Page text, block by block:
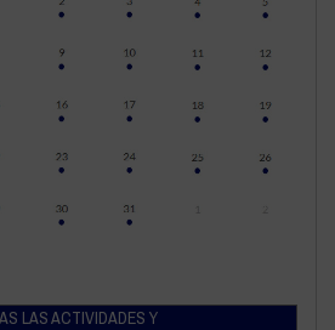
LAS ACTIVIDADES Y